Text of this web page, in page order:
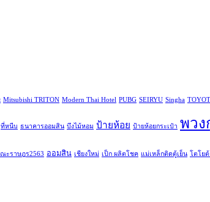
Mitsubishi TRITON Modern Thai Hotel PUBG SEIRYU Singha
ที่หนีบ ธนาคารออมสิน บึงไม้หอม ป้ายห้อย ป้ายห้อยกระเป๋า พว
ะราษฎร2563 ออมสิน เชียงใหม่ เป็ก ผลิตโชค แม่เหล็กติดตู้เย็น โตโยต้